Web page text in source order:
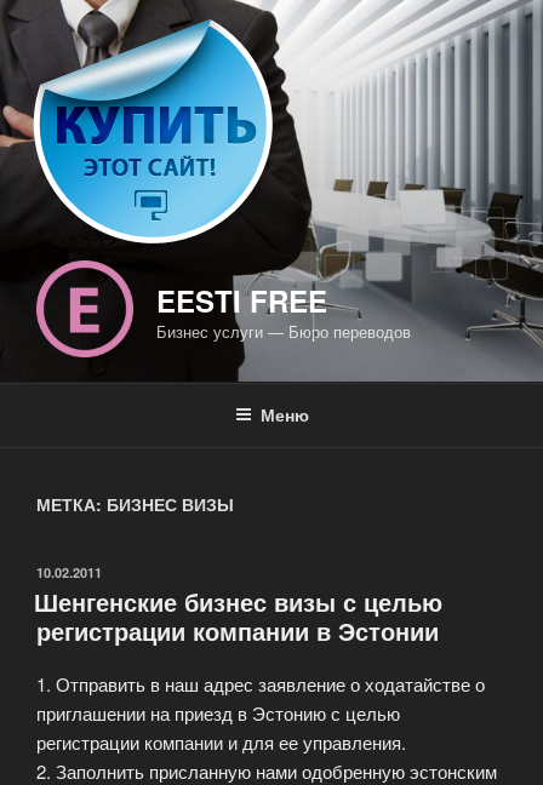
Перейти
содержимому
EESTI FREE
Бизнес услуги — Бюро переводов
Меню
МЕТКА: БИЗНЕС ВИЗЫ
ОПУБЛИКОВАНО
10.02.2011
Шенгенские бизнес визы с целью
регистрации компании в Эстонии
1. Отправить в наш адрес заявление о ходатайстве о
приглашении на приезд в Эстонию с целью
регистрации компании и для ее управления.
2. Заполнить присланную нами одобренную эстонским